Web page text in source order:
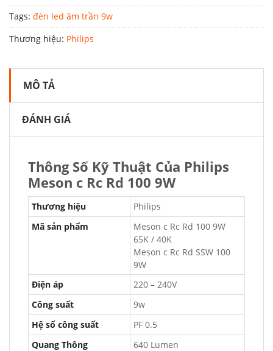
Tags: đèn led âm trần 9w
Thương hiệu: Philips
MÔ TẢ
ĐÁNH GIÁ
Thông Số Kỹ Thuật Của Philips
Meson c Rc Rd 100 9W
Thương hiệu
Philips
Mã sản phẩm
Meson c Rc Rd 100 9W
65K / 40K
Meson c Rc Rd SSW 100
9W
Điện áp
220 – 240V
Công suất
9w
Hệ số công suất
PF 0.5
Quang Thông
640 Lumen